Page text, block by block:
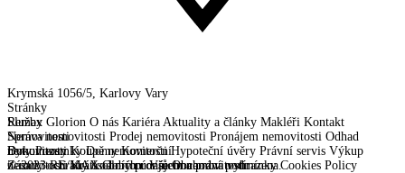
Krymská 1056/5, Karlovy Vary
Stránky
Remax Glorion O nás Kariéra Aktuality a články Makléři Kontakt
Služby
Správa nemovitosti Prodej nemovitosti Pronájem nemovitosti Odhad
nemovitosti Koupě nemovitosti Hypoteční úvěry Právní servis Výkup
nemovitosti Krátkodobý pronájem nemovitostí
Nemovitosti
Byty Pozemky Domy Komerční
Dokumenty
Zásady ochrany osobních údajů Obchodní podmínky Cookies Policy
© 2023 RE/MAX Glorion. Všechna práva vyhrazena.